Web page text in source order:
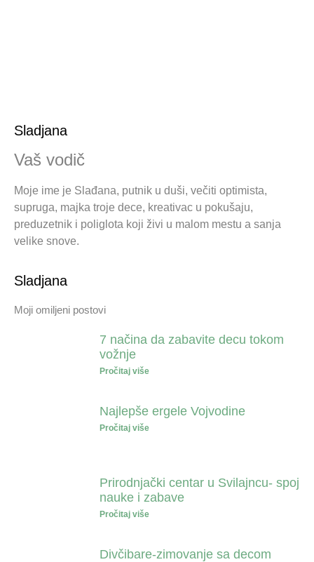
Sladjana
Vaš vodič
Moje ime je Slađana, putnik u duši, večiti optimista,
supruga, majka troje dece, kreativac u pokušaju,
preduzetnik i poliglota koji živi u malom mestu a sanja
velike snove.
Sladjana
Moji omiljeni postovi
7 načina da zabavite decu tokom
vožnje
Pročitaj više
Najlepše ergele Vojvodine
Pročitaj više
Prirodnjački centar u Svilajncu- spoj
nauke i zabave
Pročitaj više
Divčibare-zimovanje sa decom